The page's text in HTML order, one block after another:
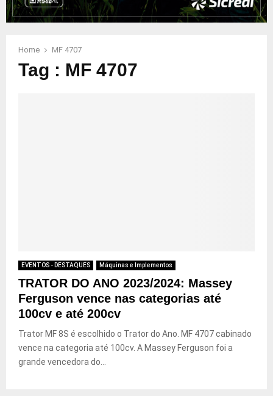
Home MF 4707
Tag : MF 4707
EVENTOS - DESTAQUES Máquinas e Implementos
TRATOR DO ANO 2023/2024: Massey
Ferguson vence nas categorias até
100cv e até 200cv
Trator MF 8S é escolhido o Trator do Ano. MF 4707 cabinado
vence na categoria até 100cv. A Massey Ferguson foi a
grande vencedora do...